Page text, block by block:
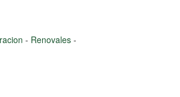
- Renovales -